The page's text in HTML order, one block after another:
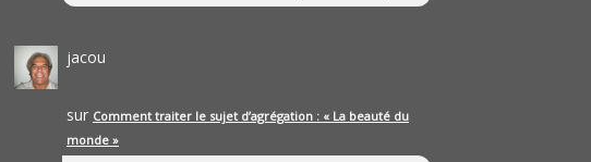
jacou
sur Comment traiter le sujet d’agrégation : « La beauté du
monde »